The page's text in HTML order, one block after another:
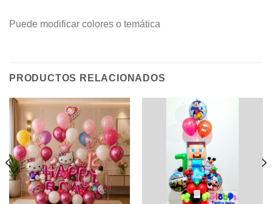
Puede modificar colores o temática
PRODUCTOS RELACIONADOS